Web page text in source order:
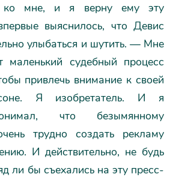
ко мне, и я верну ему эту
выяснилось, что Девис
улыбаться и шутить. — Мне
маленький судебный процесс
привлечь внимание к своей
Я изобретатель. И я
что безымянному
трудно создать рекламу
И действительно, не будь
ли бы съехались на эту пресс-